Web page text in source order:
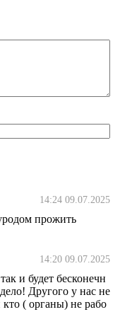
14:24 09.07.2025
прожить
14:20 09.07.2025
и будет бесконечн
Другого у нас не
( органы) не рабо